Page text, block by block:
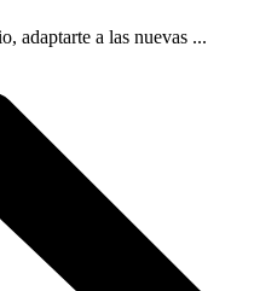
adaptarte a las nuevas ...